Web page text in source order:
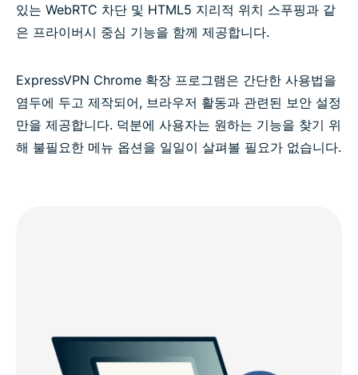
있는 WebRTC 차단 및 HTML5 지리적 위치 스푸핑과 같
은 프라이버시 중심 기능을 함께 제공합니다.
ExpressVPN Chrome 확장 프로그램은 간단한 사용법을
염두에 두고 제작되어, 브라우저 활동과 관련된 보안 설정
만을 제공합니다. 덕분에 사용자는 원하는 기능을 찾기 위
해 불필요한 메뉴 옵션을 일일이 살펴볼 필요가 없습니다.